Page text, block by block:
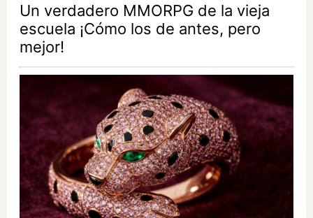
Un verdadero MMORPG de la vieja
escuela ¡Cómo los de antes, pero
mejor!